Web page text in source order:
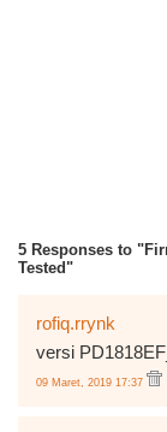
5 Responses to
Tested"
rofiq.rrynk
versi
09 Maret, 2019 17:37